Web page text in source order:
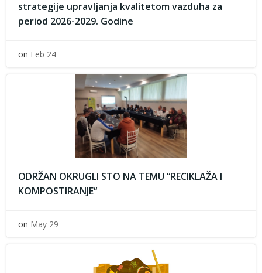
strategije upravljanja kvalitetom vazduha za
period 2026-2029. Godine
on Feb 24
ODRŽAN OKRUGLI STO NA TEMU “RECIKLAŽA I
KOMPOSTIRANJE“
on May 29